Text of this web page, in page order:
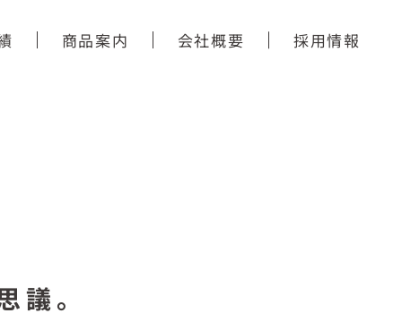
商品案内 会社概要 採用情報
議。